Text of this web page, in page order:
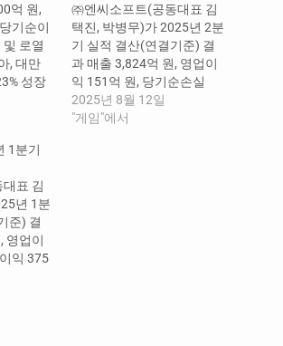
억 원,
기순이
로열
, 대만
성장
지스
로 참
라인업
19일 00
11월…
㈜엔씨소프트(공동대표 김
택진, 박병무)가 2025년 2분
기 실적 결산(연결기준) 결
과 매출 3,824억 원, 영업이
익 151억 원, 당기순손실
360억 원을 기록했다. 매출
과 영업이익은 전분기 대비
2025년 8월 12일
"게임"에서
1분기
표 김
년 1분
준) 결
영업이
익 375
출은 전
고, 전